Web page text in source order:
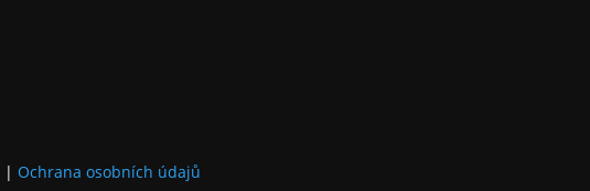
| Ochrana osobních údajů